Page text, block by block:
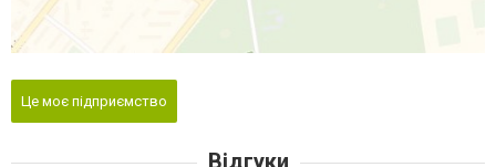
Це моє підприємство
Відгуки